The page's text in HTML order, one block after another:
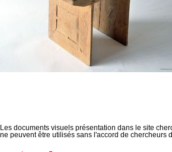
Les documents visuels présentation dans le site
ne peuvent être utilisés sans l'accord de chercheurs